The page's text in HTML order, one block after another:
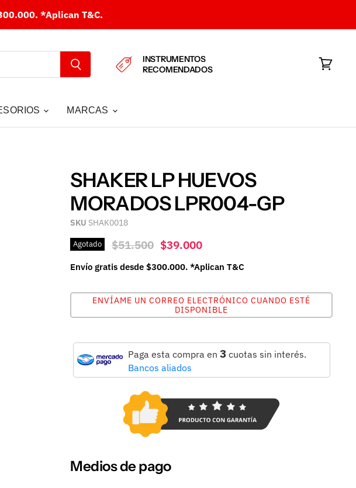
*Aplican T&C.
INSTRUMENTOS
RECOMENDADOS
MARCAS
SHAKER LP HUEVOS
MORADOS LPR004-GP
SKU SHAK0018
Agotado Precio original
$51.500 Precio actual
$39.000
Envío gratis desde $300.000. *Aplican T&C
ENVÍAME UN CORREO ELECTRÓNICO CUANDO ESTÉ
DISPONIBLE
Paga esta compra en 3cuotas sin interés.
Bancos aliados
Medios de pago